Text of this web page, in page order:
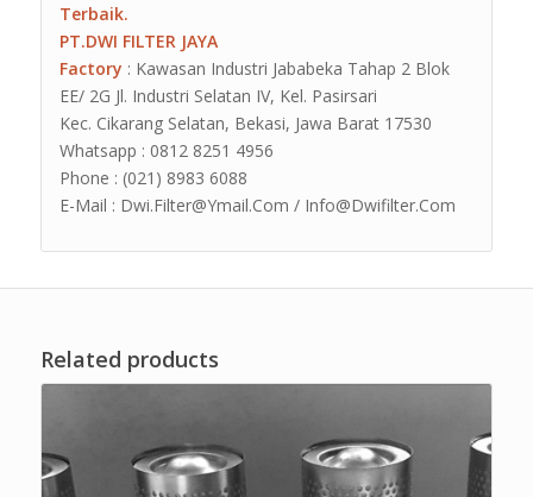
Terbaik.
PT.DWI FILTER JAYA
Factory : Kawasan Industri Jababeka Tahap 2 Blok
EE/ 2G Jl. Industri Selatan IV, Kel. Pasirsari
Kec. Cikarang Selatan, Bekasi, Jawa Barat 17530
Whatsapp : 0812 8251 4956
Phone : (021) 8983 6088
E-Mail : Dwi.Filter@Ymail.Com / Info@Dwifilter.Com
Related products